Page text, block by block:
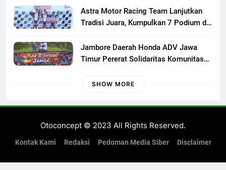
Astra Motor Racing Team Lanjutkan
Tradisi Juara, Kumpulkan 7 Podium di
Jambore Daerah Honda ADV Jawa
Timur Pererat Solidaritas Komunitas
di Banyuwangi
SHOW MORE
Otoconcept © 2023 All Rights Reserved.
Kontak Kami Redaksi Pedoman Media Siber Disclaimer